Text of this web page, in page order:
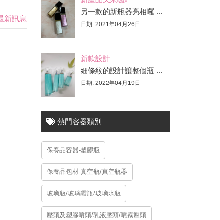
新訊息
另一款的新瓶器亮相囉 ...
日期: 2021年04月26日
新款設計
細條紋的設計讓整個瓶 ...
日期: 2022年04月19日
熱門容器類別
保養品容器-塑膠瓶
保養品包材-真空瓶/真空瓶器
玻璃瓶/玻璃霜瓶/玻璃水瓶
壓頭及塑膠噴頭/乳液壓頭/噴霧壓頭